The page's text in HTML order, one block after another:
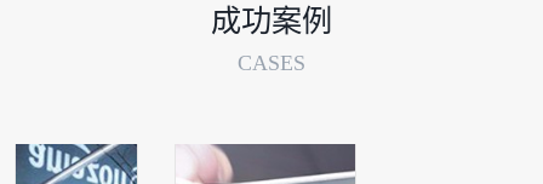
成功案例
CASES